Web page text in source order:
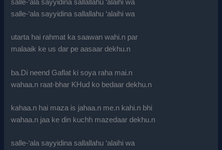
salle-‘ala sayyidina sallallahu ‘alaihi wa
salle-‘ala sayyidina sallallahu ‘alaihi wa
utarta hai rahmat ka saawan wahi.n par
malaaik ke us dar pe aasaar dekhu.n
ba.Di neend Gaflat ki soya raha mai.n
wahaa.n raat-bhar KHud ko bedaar dekhu.n
kahaa.n hai maza is jahaa.n me.n kahi.n bhi
wahaa.n jaa ke din kuchh mazedaar dekhu.n
salle-‘ala sayyidina sallallahu ‘alaihi wa